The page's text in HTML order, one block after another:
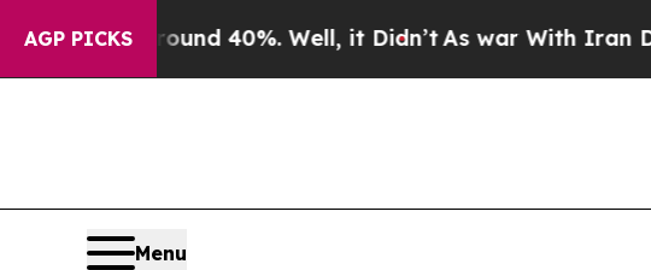
AGP PICKS
Around 40%. Well, it Didn’t As war With Iran Drove
Menu